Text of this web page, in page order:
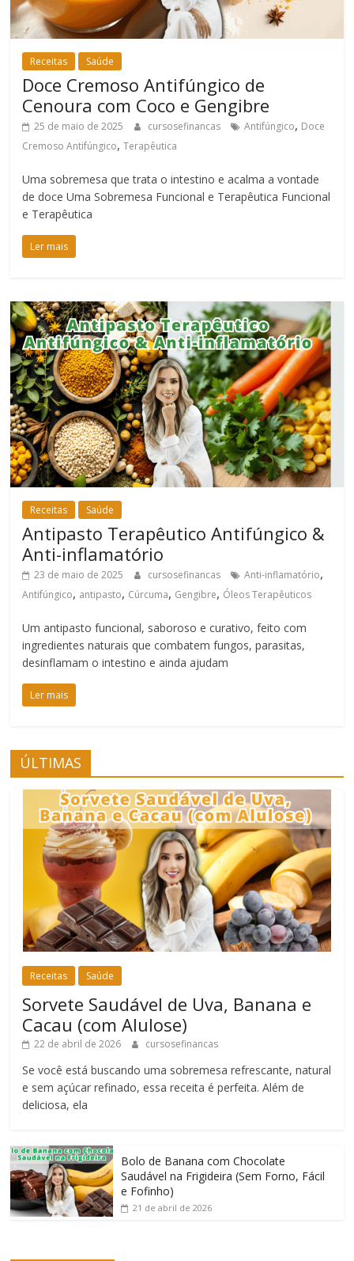
Receitas Saúde
Doce Cremoso Antifúngico de
Cenoura com Coco e Gengibre
25 de maio de 2025 cursosefinancas Antifúngico, Doce
Cremoso Antifúngico,Terapêutica
Uma sobremesa que trata o intestino e acalma a vontade
de doce Uma Sobremesa Funcional e Terapêutica Funcional
e Terapêutica
Ler mais
Receitas Saúde
Antipasto Terapêutico Antifúngico &
Anti-inflamatório
23 de maio de 2025 cursosefinancas Anti-inflamatório,
Antifúngico, antipasto, Cúrcuma, Gengibre, Óleos Terapêuticos
Um antipasto funcional, saboroso e curativo, feito com
ingredientes naturais que combatem fungos, parasitas,
desinflamam o intestino e ainda ajudam
Ler mais
ÚLTIMAS
Receitas Saúde
Sorvete Saudável de Uva, Banana e
Cacau (com Alulose)
22 de abril de 2026 cursosefinancas
Se você está buscando uma sobremesa refrescante, natural
e sem açúcar refinado, essa receita é perfeita. Além de
deliciosa, ela
Bolo de Banana com Chocolate
Saudável na Frigideira (Sem Forno, Fácil
e Fofinho)
21 de abril de 2026